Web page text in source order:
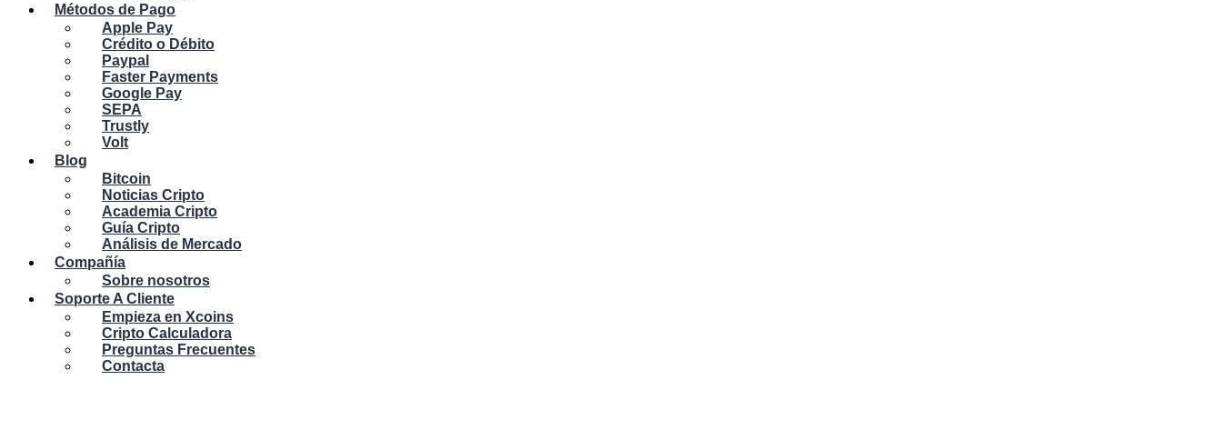
Métodos de Pago
Apple Pay
Crédito o Débito
Paypal
Faster Payments
Google Pay
SEPA
Trustly
Volt
Blog
Bitcoin
Noticias Cripto
Academia Cripto
Guía Cripto
Análisis de Mercado
Compañía
Sobre nosotros
Soporte A Cliente
Empieza en Xcoins
Cripto Calculadora
Preguntas Frecuentes
Contacta